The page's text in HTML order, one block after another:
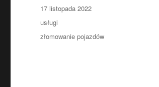
Data
publikacji
17 listopada 2022
Kategorie
usługi
Tagi
złomowanie pojazdów